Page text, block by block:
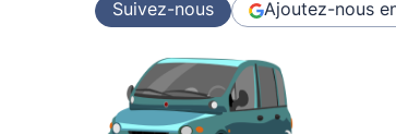
Suivez-nous Ajoutez-nous